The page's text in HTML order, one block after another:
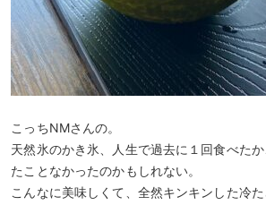
こっちNMさんの。
天然氷のかき氷、人生で過去に１回食べた
たことなかったのかもしれない。
こんなに美味しくて、全然キンキンした冷